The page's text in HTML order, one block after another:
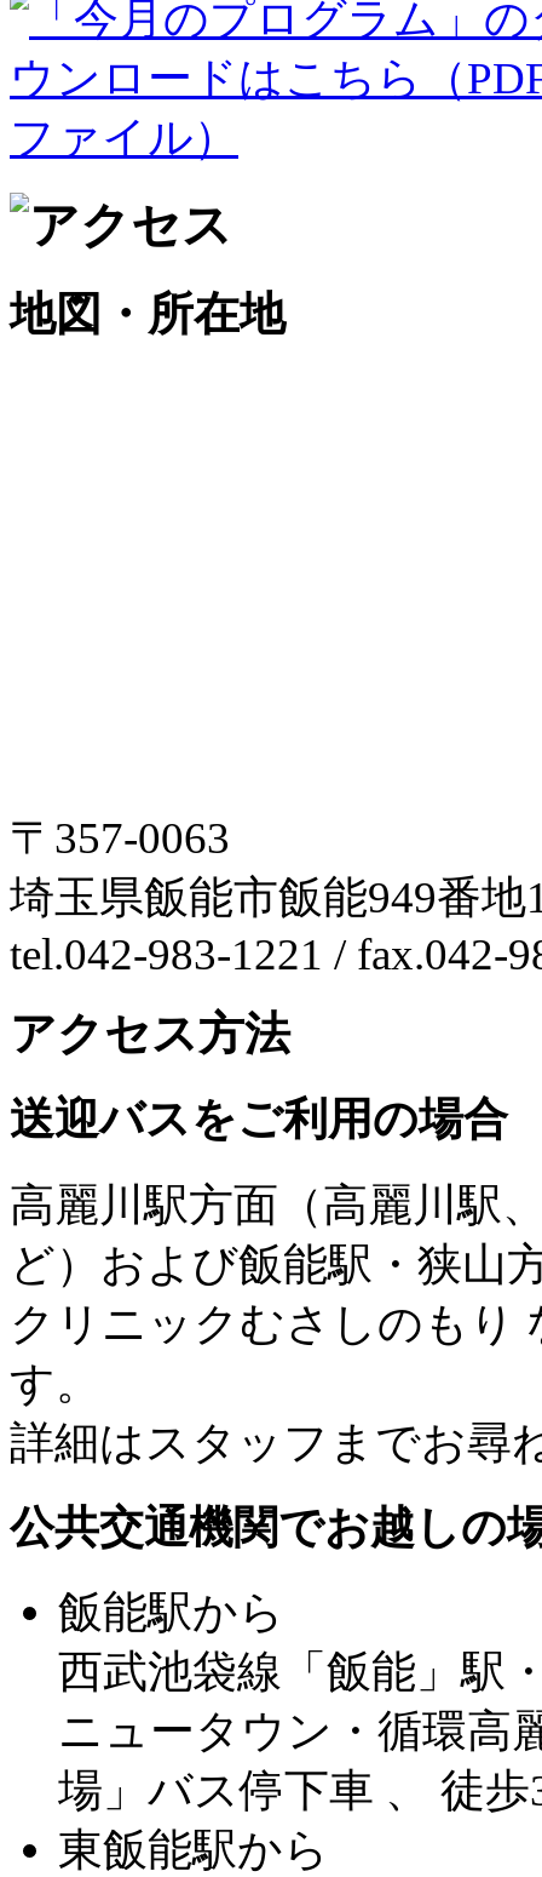
地図・所在地
〒357-0063
埼玉県飯能市飯能949番地
tel.042-983-1221 / fax.042-
アクセス方法
送迎バスをご利用の場合
高麗川駅方面（高麗川駅
ど）および飯能駅・狭山
クリニックむさしのもり
す。
詳細はスタッフまでお尋
公共交通機関でお越しの
飯能駅から
西武池袋線「飯能」駅
ニュータウン・循環高
場」バス停下車 、 徒歩
東飯能駅から